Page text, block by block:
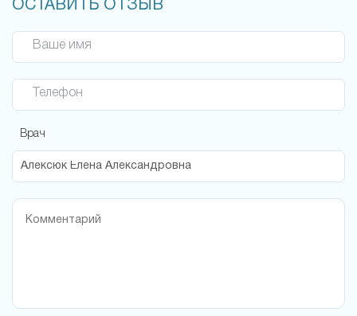
ОСТАВИТЬ ОТЗЫВ
Ваше имя
Телефон
Врач